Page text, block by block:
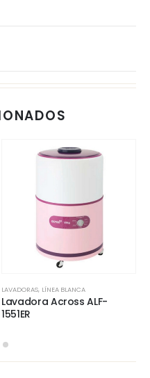
LAVADORAS, LÍNEA BLANCA
Lavadora Across ALF-
1551ER